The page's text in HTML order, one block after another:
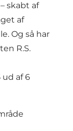
skabt af
af
Og så har
R.S.
af 6